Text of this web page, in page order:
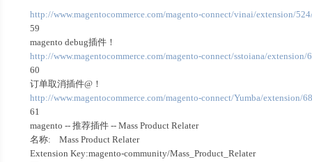
http://www.magentocommerce.com/magento-connect/vinai/extension/
59
magento debug插件！
http://www.magentocommerce.com/magento-connect/sstoiana/extension/
60
订单取消插件@！
http://www.magentocommerce.com/magento-connect/Yumba/extension/
61
magento -- 推荐插件 -- Mass Product Relater
名称: Mass Product Relater
Extension Key:magento-community/Mass_Product_Relater